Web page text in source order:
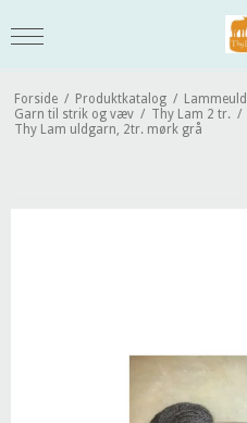
Forside / Produktkatalog / Lammeuld
Garn til strik og væv / Thy Lam 2 tr. /
Thy Lam uldgarn, 2tr. mørk grå